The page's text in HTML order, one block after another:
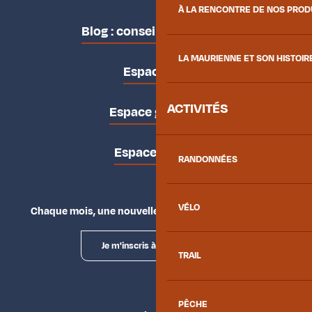
À LA RENCONTRE DE NOS
LA MAURIENNE ET SON
ACTIVITÉS
RANDONNÉES
VÉLO
TRAIL
PÊCHE
Blog : conseils des locaux
Espace pro
Espace groupes
Espace presse
Chaque mois, une nouvelle façon d'explorer la vallée.
Je m'inscris à la newsletter